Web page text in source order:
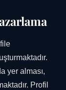
yer alması,
Profil